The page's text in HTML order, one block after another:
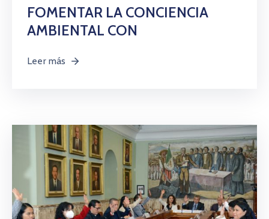
FOMENTAR LA CONCIENCIA
AMBIENTAL CON
Leer más